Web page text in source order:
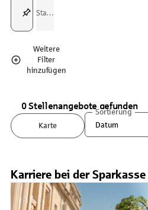
Weitere
Filter
hinzufügen
0 Stellenangebote gefunden
Karte
Sortierung
Datum
Karriere bei der